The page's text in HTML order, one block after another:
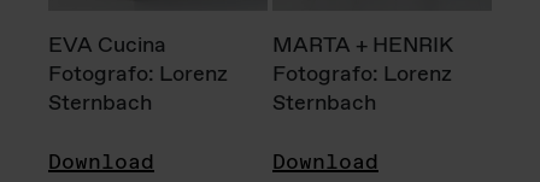
EVA Cucina
Fotografo: Lorenz
Sternbach
Download
MARTA + HENRIK
Fotografo: Lorenz
Sternbach
Download